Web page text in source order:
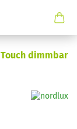
dimmbar